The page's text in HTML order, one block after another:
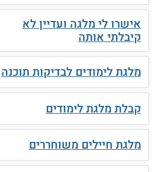
אישרו לי מלגה ועדיין לא
קיבלתי אותה
מלגת לימודים לבדיקות תוכנה
קבלת מלגת לימודים
מלגת חיילים משוחררים